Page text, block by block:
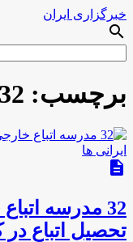
خبرگزاری ایران
search
برچسب: 32 وجود
description
32 مدرسه
تحصیل اتباع در